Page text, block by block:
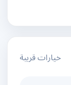
خيارات قريبة